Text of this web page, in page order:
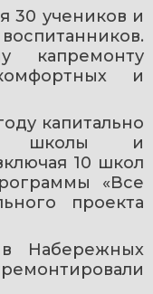
30 учеников и
капремонту
и
капитально
школы и
10 школ
«Все
проекта
Набережных